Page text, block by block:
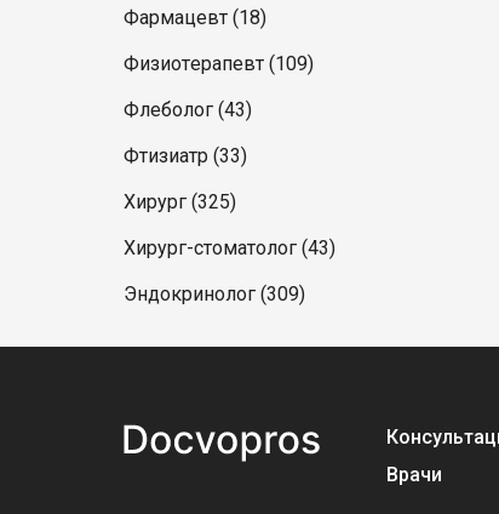
Фармацевт (18)
Физиотерапевт (109)
Флеболог (43)
Фтизиатр (33)
Хирург (325)
Хирург-стоматолог (43)
Эндокринолог (309)
Врачи